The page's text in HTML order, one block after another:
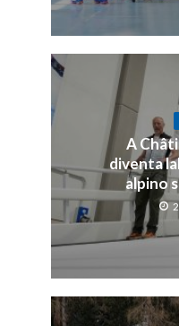
A
diventa
alpino